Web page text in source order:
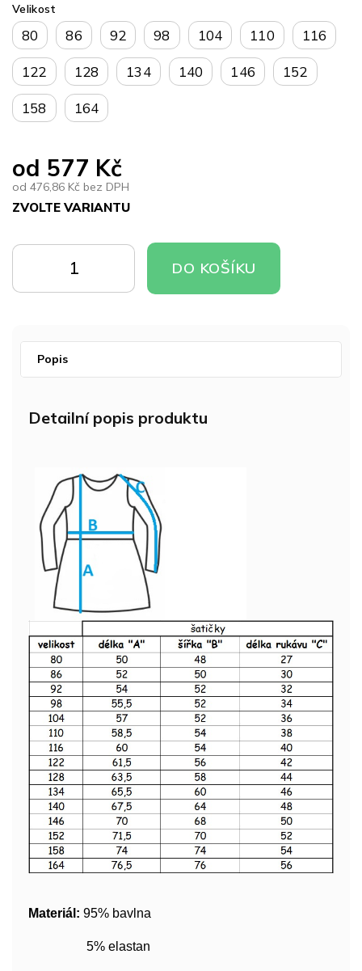
od 577 Kč
od 476,86 Kč bez DPH
ZVOLTE VARIANTU
cena:
Velikost
80 86 92 98 104 110 116
122 128 134 140 146 152
158 164
KOŠÍKU
KOŠÍKU
DO KOŠÍKU
Popis
Detailní popis produktu
Materiál: 95% bavlna
5% elastan